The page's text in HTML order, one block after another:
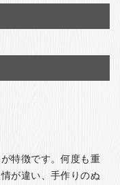
特徴です。何度も重
が違い、手作りのぬ